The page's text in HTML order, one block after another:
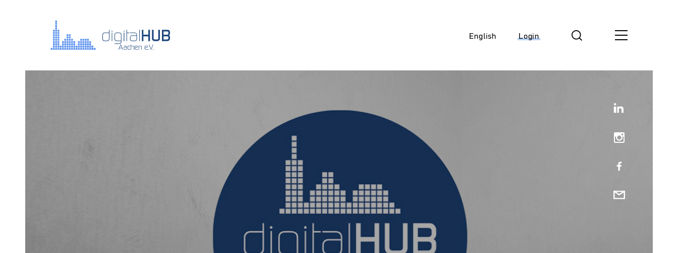
English Login